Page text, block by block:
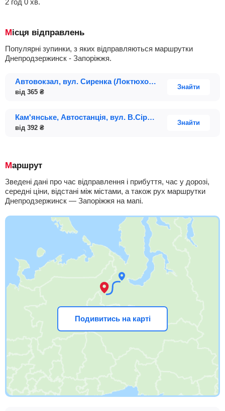
2 год 0 хв.
Місця відправлень
Популярні зупинки, з яких відправляються маршрутки
Днепродзержинск - Запоріжжя.
Автовокзал, вул. Сиренка (Локтюхова), 3
від 365 ₴
Знайти
Кам'янське, Автостанція, вул. В.Сіренка, 3 (стар. Локтюхова)
від 392 ₴
Знайти
Маршрут
Зведені дані про час відправлення і прибуття, час у дорозі,
середні ціни, відстані між містами, а також рух маршрутки
Днепродзержинск — Запоріжжя на мапі.
Подивитись на карті